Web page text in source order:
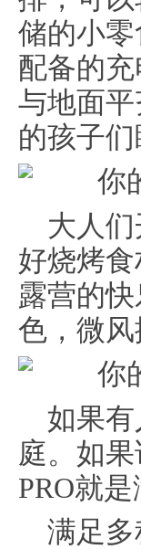
储的小
配备的
与地面
的孩子们
大人
好烧烤
露营的
色，微
如果
庭。如
PRO就
满足